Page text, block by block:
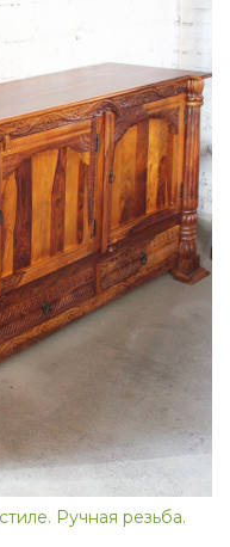
Ручная резьба.